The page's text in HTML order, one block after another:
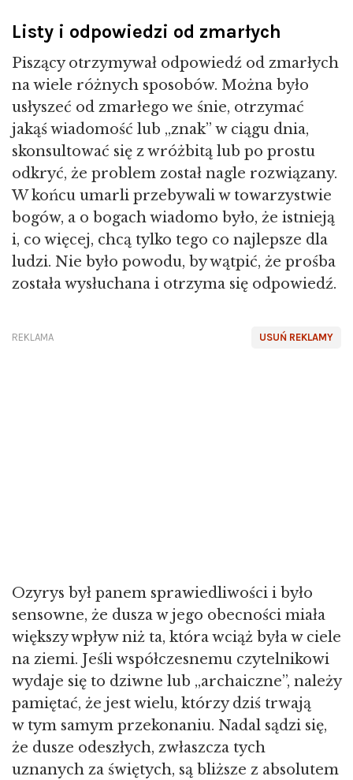
Listy i odpowiedzi od zmarłych
Piszący otrzymywał odpowiedź od zmarłych
na wiele różnych sposobów. Można było
usłyszeć od zmarłego we śnie, otrzymać
jakąś wiadomość lub „znak” w ciągu dnia,
skonsultować się z wróżbitą lub po prostu
odkryć, że problem został nagle rozwiązany.
W końcu umarli przebywali w towarzystwie
bogów, a o bogach wiadomo było, że istnieją
i, co więcej, chcą tylko tego co najlepsze dla
ludzi. Nie było powodu, by wątpić, że prośba
została wysłuchana i otrzyma się odpowiedź.
USUŃ REKLAMY
REKLAMA
Ozyrys był panem sprawiedliwości i było
sensowne, że dusza w jego obecności miała
większy wpływ niż ta, która wciąż była w ciele
na ziemi. Jeśli współczesnemu czytelnikowi
wydaje się to dziwne lub „archaiczne”, należy
pamiętać, że jest wielu, którzy dziś trwają
w tym samym przekonaniu. Nadal sądzi się,
że dusze odeszłych, zwłaszcza tych
uznanych za świętych, są bliższe z absolutem